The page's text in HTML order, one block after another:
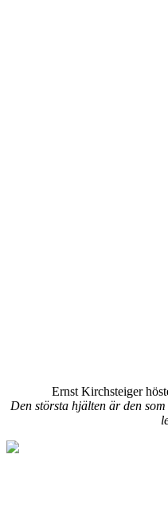
Ernst Kirchsteiger
Den största hjälten är den